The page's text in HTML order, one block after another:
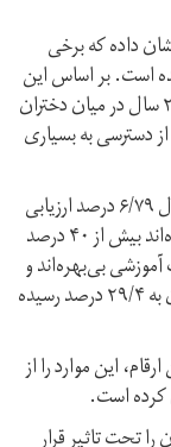
داده که برخی
است. بر اساس این
گزارش در مقایسه با ۲۰ سال قبل، ازدواج زیر سن ۲۰ سال در میان دختران
دسترسی به بسیاری
در این گزارش میزان مرگ و میر کودکان زیر پنج سال ۶/۷۹ درصد ارزیابی
شده و به این ترتیب، رقم کودکانی که از رشد بازمانده‌اند بیش از ۴۰ درصد
آموزشی بی‌بهره‌اند و
شمار کودکان کارگر نیز بر اساس ارزیابی این سازمان به ۲۹/۴ درصد رسیده
این موارد را از
است.